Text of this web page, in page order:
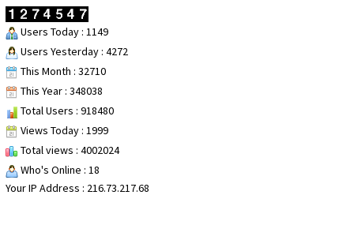
Users Today : 1149
Users Yesterday : 4272
This Month : 32710
This Year : 348038
Total Users : 918480
Views Today : 1999
Total views : 4002024
Who's Online : 18
Your IP Address : 216.73.217.68